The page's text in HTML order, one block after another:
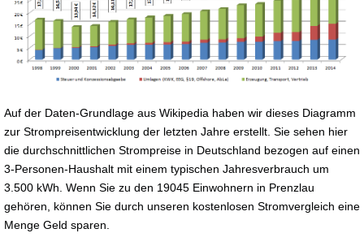
Auf der Daten-Grundlage aus Wikipedia haben wir dieses Diagramm
zur Strompreisentwicklung der letzten Jahre erstellt. Sie sehen hier
die durchschnittlichen Strompreise in Deutschland bezogen auf einen
3-Personen-Haushalt mit einem typischen Jahresverbrauch um
3.500 kWh. Wenn Sie zu den 19045 Einwohnern in Prenzlau
gehören, können Sie durch unseren kostenlosen Stromvergleich eine
Menge Geld sparen.